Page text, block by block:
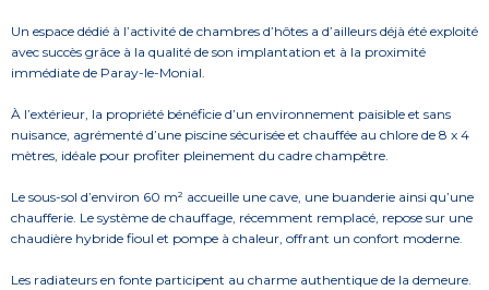
Un espace dédié à l’activité de chambres d’hôtes a d’ailleurs déjà été exploité
avec succès grâce à la qualité de son implantation et à la proximité
immédiate de Paray-le-Monial.
À l’extérieur, la propriété bénéficie d’un environnement paisible et sans
nuisance, agrémenté d’une piscine sécurisée et chauffée au chlore de 8 x 4
mètres, idéale pour profiter pleinement du cadre champêtre.
Le sous-sol d’environ 60 m² accueille une cave, une buanderie ainsi qu’une
chaufferie. Le système de chauffage, récemment remplacé, repose sur une
chaudière hybride fioul et pompe à chaleur, offrant un confort moderne.
Les radiateurs en fonte participent au charme authentique de la demeure.